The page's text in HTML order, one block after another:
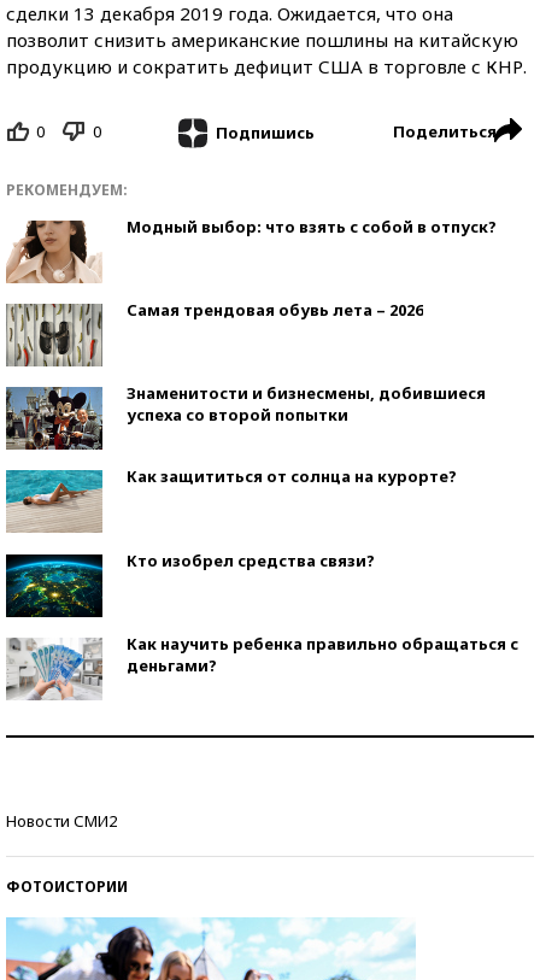
сделки 13 декабря 2019 года. Ожидается, что она
позволит снизить американские пошлины на китайскую
продукцию и сократить дефицит США в торговле с КНР.
0 0 Подпишись Поделиться
РЕКОМЕНДУЕМ:
Модный выбор: что взять с собой в отпуск?
Самая трендовая обувь лета – 2026
Знаменитости и бизнесмены, добившиеся
успеха со второй попытки
Как защититься от солнца на курорте?
Кто изобрел средства связи?
Как научить ребенка правильно обращаться с
деньгами?
Новости СМИ2
ФОТОИСТОРИИ